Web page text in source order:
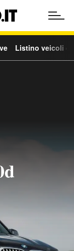
Listino veicoli